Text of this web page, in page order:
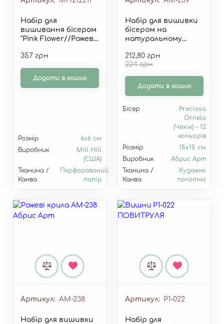
Набір для
вишивання бісером
"Pink Flower//Рожева
357 грн
Додати в кошик
Розмір
6х6 см
Виробник
Mill Hill
(США)
Тканина /
Канва
Перфорований
папір
Набір для вишивки
бісером на
натуральному
полотні "Тигрові
крила" AM-239
212,80 грн
224 грн
Додати в кошик
Бісер
Preciosa
Ornela
(Чехія) - 12
кольорів
Розмір
15х15 см
Виробник
Абрис Арт
Тканина /
Канва
Художнє
полотно
Артикул AM-238
Набір для вишивки
Артикул P1-022
Набір для